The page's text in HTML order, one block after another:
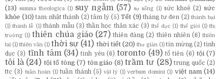
(13)
summa theologica (1) suy ngẫm (57) sự sống (1) sức khoẻ (2) sức
khỏe (10) tam nhật thánh (2) tâm lý (5) Tết (9) tháng tư đen (2) thành bại
(1) thánh lễ (1) thánh mẫu (3) thần học thân xác (3) thể dục (1) thế giới (1) thị
trường (1) thiên chúa giáo (27) thiên đàng (2) thiên nhiên (6) thiên
tai (1) thiên văn (1) thời sự (41) thời tiết (20) thư giản (1) tin mừng (2) tình
dục (3) tĩnh tâm (34) tình yêu (6) toronto (49) tổ tiên (6) tội (7)
tôi là (24) tội tổ tông (7) tôn giáo (8) trầm tư (28) trung quốc (2)
ttc (3) tuần hoàn (1) tuần thánh (5) vật lý (1) verbum domini (1) việt nam (14)